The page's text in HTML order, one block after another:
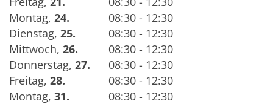
Montag, 24.
08:30 - 12:30
Dienstag, 25.
08:30 - 12:30
Mittwoch, 26.
08:30 - 12:30
Donnerstag, 27.
08:30 - 12:30
Freitag, 28.
08:30 - 12:30
Montag, 31.
08:30 - 12:30